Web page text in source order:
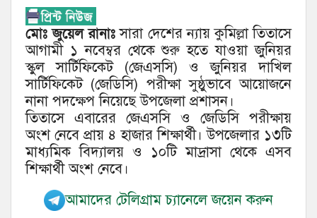
মোঃ জুয়েল রানাঃসারা দেশের ন্যায় কুমিল্লা তিতাসে
আগামী ১ নবেম্বর থেকে শুরু হতে যাওয়া জুনিয়র
স্কুল সার্টিফিকেট (জেএসসি) ও জুনিয়র দাখিল
সার্টিফিকেট (জেডিসি) পরীক্ষা সুষ্ঠুভাবে আয়োজনে
নানা পদক্ষেপ নিয়েছে উপজেলা প্রশাসন।
তিতাসে এবারের জেএসসি ও জেডিসি পরীক্ষায়
অংশ নেবে প্রায় ৪ হাজার শিক্ষার্থী। উপজেলার ১৩টি
মাধ্যমিক বিদ্যালয় ও ১০টি মাদ্রাসা থেকে এসব
শিক্ষার্থী অংশ নেবে।
আমাদের টেলিগ্রাম চ্যানেলে জয়েন করুন